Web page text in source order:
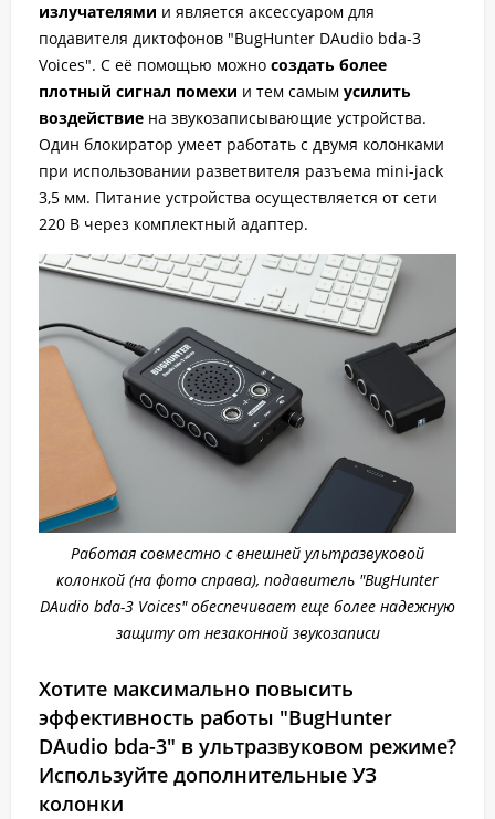
излучателями и является аксессуаром для
подавителя диктофонов "BugHunter DAudio bda-3
Voices". С её помощью можно создать более
плотный сигнал помехи и тем самым усилить
воздействие на звукозаписывающие устройства.
Один блокиратор умеет работать с двумя колонками
при использовании разветвителя разъема mini-jack
3,5 мм. Питание устройства осуществляется от сети
220 В через комплектный адаптер.
Работая совместно с внешней ультразвуковой
колонкой (на фото справа), подавитель "BugHunter
DAudio bda-3 Voices" обеспечивает еще более надежную
защиту от незаконной звукозаписи
Хотите максимально повысить
эффективность работы "BugHunter
DAudio bda-3" в ультразвуковом режиме?
Используйте дополнительные УЗ
колонки